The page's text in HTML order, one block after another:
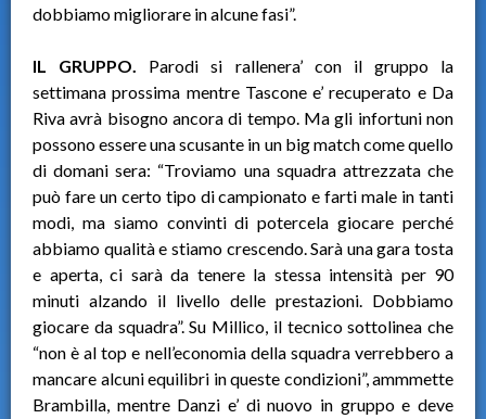
dobbiamo migliorare in alcune fasi”.
IL GRUPPO. Parodi si rallenera’ con il gruppo la
settimana prossima mentre Tascone e’ recuperato e Da
Riva avrà bisogno ancora di tempo. Ma gli infortuni non
possono essere una scusante in un big match come quello
di domani sera: “Troviamo una squadra attrezzata che
può fare un certo tipo di campionato e farti male in tanti
modi, ma siamo convinti di potercela giocare perché
abbiamo qualità e stiamo crescendo. Sarà una gara tosta
e aperta, ci sarà da tenere la stessa intensità per 90
minuti alzando il livello delle prestazioni. Dobbiamo
giocare da squadra”. Su Millico, il tecnico sottolinea che
“non è al top e nell’economia della squadra verrebbero a
mancare alcuni equilibri in queste condizioni”, ammmette
Brambilla, mentre Danzi e’ di nuovo in gruppo e deve